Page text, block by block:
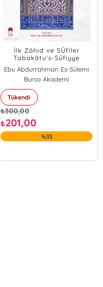
İlk Zâhid ve SÛfiler
Tabakâtu's-Sûfiyye
Ebu Abdurrahman Es-Sülemi
Bursa Akademi
Tükendi
₺300,00
₺201,00
%33